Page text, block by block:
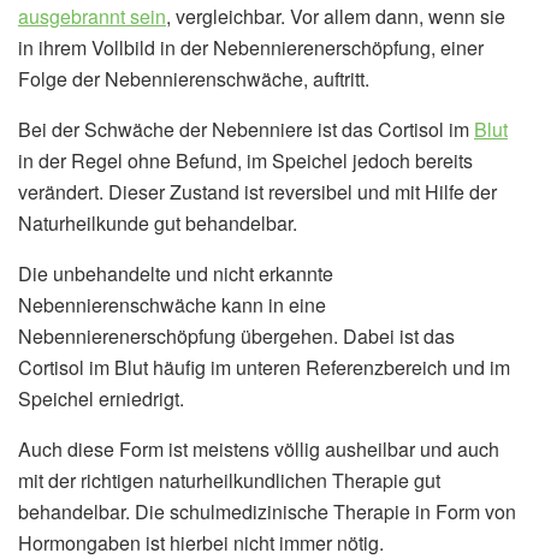
ausgebrannt sein, vergleichbar. Vor allem dann, wenn sie
in ihrem Vollbild in der Nebennierenerschöpfung, einer
Folge der Nebennierenschwäche, auftritt.
Bei der Schwäche der Nebenniere ist das Cortisol im Blut
in der Regel ohne Befund, im Speichel jedoch bereits
verändert. Dieser Zustand ist reversibel und mit Hilfe der
Naturheilkunde gut behandelbar.
Die unbehandelte und nicht erkannte
Nebennierenschwäche kann in eine
Nebennierenerschöpfung übergehen. Dabei ist das
Cortisol im Blut häufig im unteren Referenzbereich und im
Speichel erniedrigt.
Auch diese Form ist meistens völlig ausheilbar und auch
mit der richtigen naturheilkundlichen Therapie gut
behandelbar. Die schulmedizinische Therapie in Form von
Hormongaben ist hierbei nicht immer nötig.